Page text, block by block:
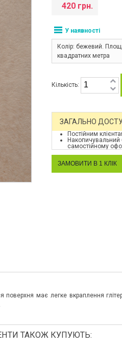
420 грн.
У наявності
Колір: бежевий.
квадратних метра
Кількість:
ЗАГАЛЬНО
Постійним
Накопичувальний
самостійному
має легке вкраплення
ТАКОЖ КУПУЮТЬ: